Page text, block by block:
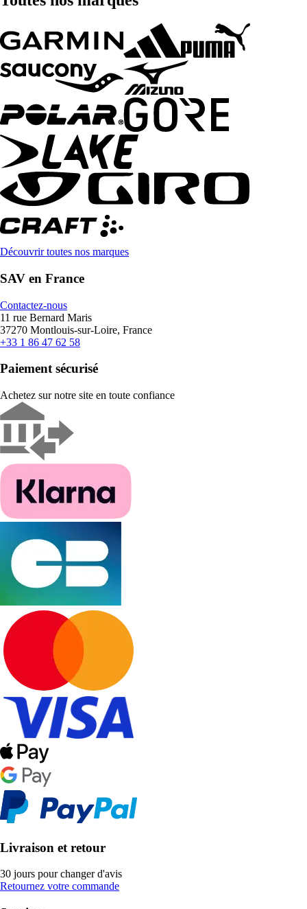
Découvrir toutes nos marques
SAV en France
Contactez-nous
11 rue Bernard Maris
37270 Montlouis-sur-Loire, France
+33 1 86 47 62 58
Paiement sécurisé
Achetez sur notre site en toute confiance
Livraison et retour
30 jours pour changer d'avis
Retournez votre commande